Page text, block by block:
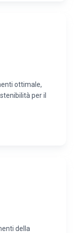
ottimale,
per il
della